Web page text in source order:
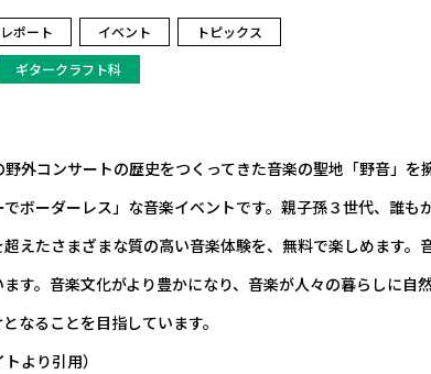
ポート イベント トピックス
ギタークラフト科
外コンサートの歴史をつくってきた音楽の聖地「野音」を
ボーダーレス」な音楽イベントです。親子孫３世代、誰も
えたさまざまな質の高い音楽体験を、無料で楽しめます
す。音楽文化がより豊かになり、音楽が人々の暮らしに自
なることを目指しています。
より引用）